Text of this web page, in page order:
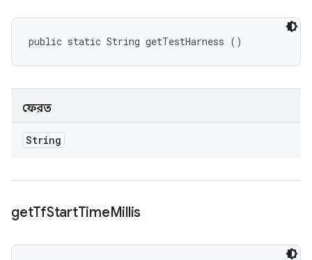
public static String getTestHarness ()
ফেরত
String
getTfStartTimeMillis